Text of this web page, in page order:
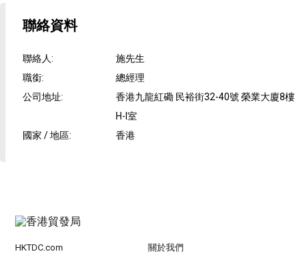
聯絡資料
聯絡人:
施先生
職銜:
總經理
公司地址:
香港九龍紅磡 民裕街32-40號 榮業大廈8樓
H-I室
國家 / 地區: 香港
HKTDC.com 關於我們